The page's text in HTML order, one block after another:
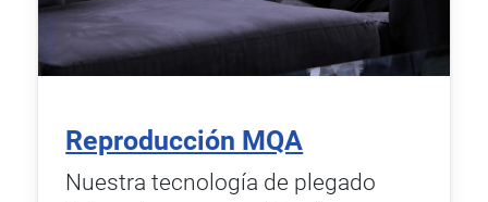
Reproducción MQA
Nuestra tecnología de plegado